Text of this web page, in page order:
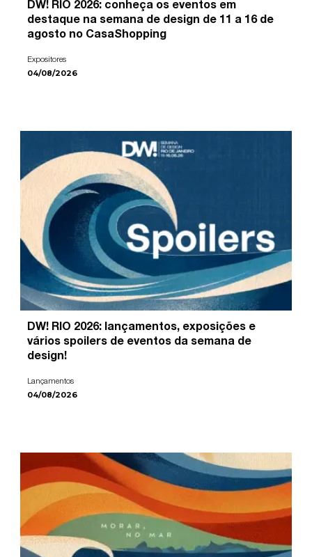
DW! RIO 2026: conheça os eventos em
destaque na semana de design de 11 a 16 de
agosto no CasaShopping
Expositores
04/08/2026
DW! RIO 2026: lançamentos, exposições e
vários spoilers de eventos da semana de
design!
Lançamentos
04/08/2026